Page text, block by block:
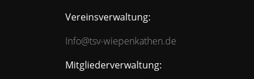
Vereinsverwaltung:
Info@tsv-wiepenkathen.de
Mitgliederverwaltung: